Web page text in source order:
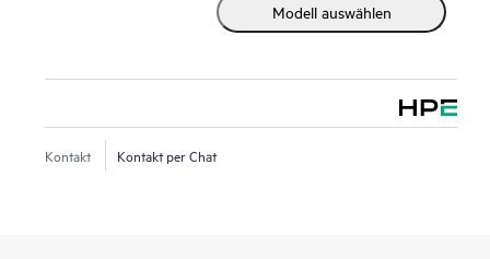
Modell auswählen
Kontakt Kontakt per Chat